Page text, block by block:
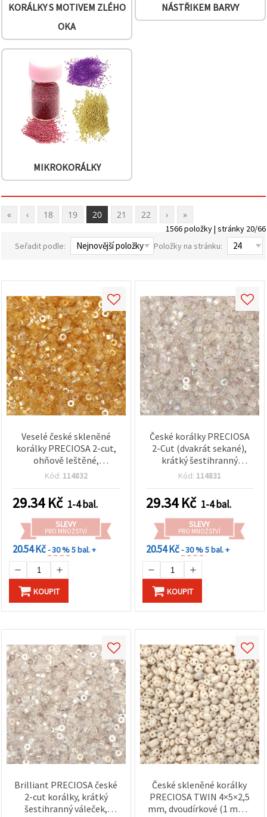
KORÁLKY S MOTIVEM ZLÉHO
OKA
NÁSTŘIKEM BARVY
MIKROKORÁLKY
« ‹ 18 19 20 21 22 › »
1566 položky | stránky 20/66
Seřadit podle:
Položky na stránku:
Veselé české skleněné
korálky PRECIOSA 2-cut,
ohňově leštěné,
průhledná žlutá, krátký
mm, otvor 1,5 mm – 10 g
(~150 ks)
Kód: 114832
29.34Kč 1-4 bal.
SLEVY
PRO MNOŽSTVÍ
20.54 Kč- 30 %5 bal. +
KOUPIT
České korálky PRECIOSA
2-Cut (dvakrát sekané),
krátký šestihranný
váleček, 4 x 2,5 mm,
leštěné, transparentní
duhové, 10 g ±150 ks
Kód: 114831
29.34Kč 1-4 bal.
SLEVY
PRO MNOŽSTVÍ
20.54 Kč- 30 %5 bal. +
KOUPIT
Brilliant PRECIOSA české
2-cut korálky, krátký
šestihranný váleček,
České skleněné korálky
PRECIOSA TWIN 4×5×2,5
mm, dvoudírkové (1 mm),